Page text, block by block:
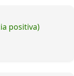
positiva)